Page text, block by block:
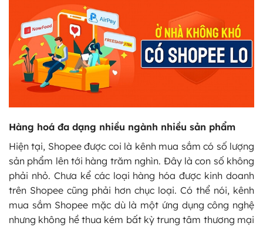
Hàng hoá đa dạng nhiều ngành nhiều sản phẩm
Hiện tại, Shopee được coi là kênh mua sắm có số lượng
sản phẩm lên tới hàng trăm nghìn. Đây là con số không
phải nhỏ. Chưa kể các loại hàng hóa được kinh doanh
trên Shopee cũng phải hơn chục loại. Có thể nói, kênh
mua sắm Shopee mặc dù là một ứng dụng công nghệ
nhưng không hề thua kém bất kỳ trung tâm thương mại